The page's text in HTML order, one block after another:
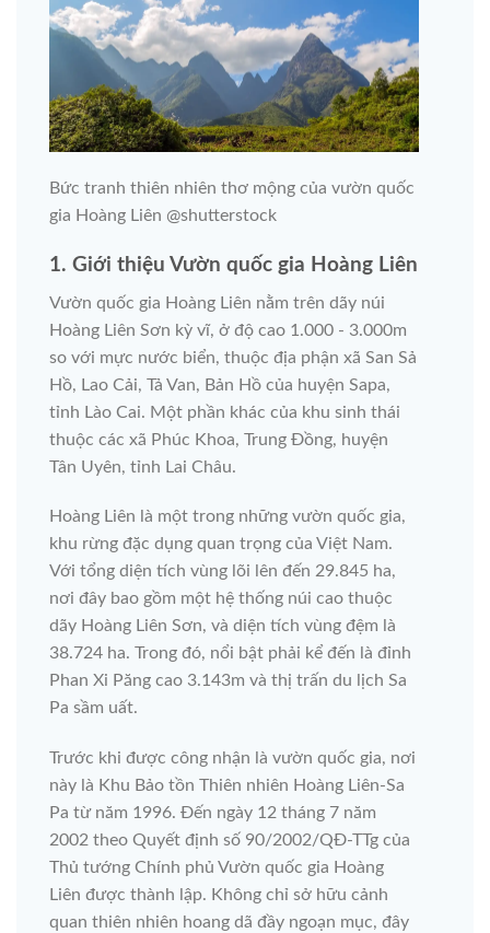
Bức tranh thiên nhiên thơ mộng của vườn quốc
gia Hoàng Liên @shutterstock
1. Giới thiệu Vườn quốc gia Hoàng Liên
Vườn quốc gia Hoàng Liên nằm trên dãy núi
Hoàng Liên Sơn kỳ vĩ, ở độ cao 1.000 - 3.000m
so với mực nước biển, thuộc địa phận xã San Sả
Hồ, Lao Cải, Tả Van, Bản Hồ của huyện Sapa,
tỉnh Lào Cai. Một phần khác của khu sinh thái
thuộc các xã Phúc Khoa, Trung Đồng, huyện
Tân Uyên, tỉnh Lai Châu.
Hoàng Liên là một trong những vườn quốc gia,
khu rừng đặc dụng quan trọng của Việt Nam.
Với tổng diện tích vùng lõi lên đến 29.845 ha,
nơi đây bao gồm một hệ thống núi cao thuộc
dãy Hoàng Liên Sơn, và diện tích vùng đệm là
38.724 ha. Trong đó, nổi bật phải kể đến là đỉnh
Phan Xi Păng cao 3.143m và thị trấn du lịch Sa
Pa sầm uất.
Trước khi được công nhận là vườn quốc gia, nơi
này là Khu Bảo tồn Thiên nhiên Hoàng Liên-Sa
Pa từ năm 1996. Đến ngày 12 tháng 7 năm
2002 theo Quyết định số 90/2002/QĐ-TTg của
Thủ tướng Chính phủ Vườn quốc gia Hoàng
Liên được thành lập. Không chỉ sở hữu cảnh
quan thiên nhiên hoang dã đầy ngoạn mục, đây